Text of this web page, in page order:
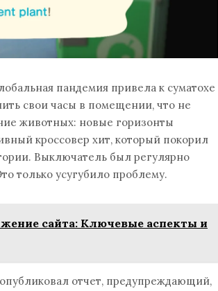
пандемия привела к суматохе
свои часы в помещении, что не
животных: новые горизонты
кроссовер хит, который покорил
Выключатель был регулярно
только усугубило проблему.
сайта: Ключевые аспекты и
отчет, предупреждающий,